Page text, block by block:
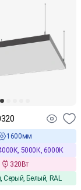
1600мм
5000К, 6000К
320Вт
Серый, Белый, RAL